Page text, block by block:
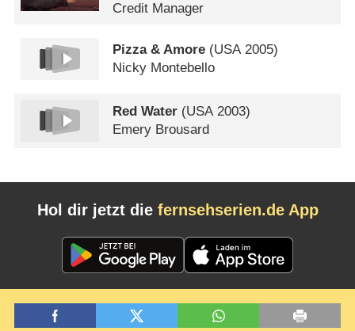
Credit Manager
Pizza & Amore (USA2005)
Nicky Montebello
Red Water (USA2003)
Emery Brousard
Hol dir jetzt die fernsehserien.de App